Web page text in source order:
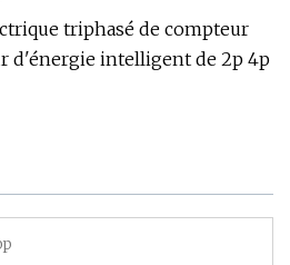
triphasé de compteur
d'énergie intelligent de 2p 4p